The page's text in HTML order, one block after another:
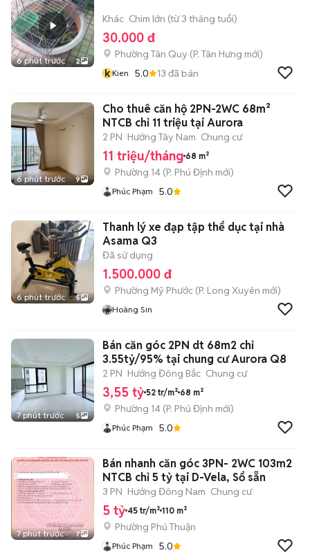
6 phút trước 2
Khác Chim lớn (từ 3 tháng tuổi)
30.000 đ
Phường Tân Quy (P. Tân Hưng mới)
k Kien 5.0 13 đã bán
6 phút trước 9
Cho thuê căn hộ 2PN-2WC 68m²
NTCB chỉ 11 triệu tại Aurora
2 PN Hướng Tây Nam Chung cư
11 triệu/tháng 68 m²
Phường 14 (P. Phú Định mới)
Phúc Phạm 5.0
6 phút trước 5
Thanh lý xe đạp tập thể dục tại nhà
Asama Q3
Đã sử dụng
1.500.000 đ
Phường Mỹ Phước (P. Long Xuyên mới)
Hoàng Sin
7 phút trước 5
Bán căn góc 2PN dt 68m2 chỉ
3.55tỷ/95% tại chung cư Aurora Q8
2 PN Hướng Đông Bắc Chung cư
3,55 tỷ 52 tr/m² 68 m²
Phường 14 (P. Phú Định mới)
Phúc Phạm 5.0
7 phút trước 7
Bán nhanh căn góc 3PN- 2WC 103m2
NTCB chỉ 5 tỷ tại D-Vela, Sổ sẵn
3 PN Hướng Đông Nam Chung cư
5 tỷ 45 tr/m² 110 m²
Phường Phú Thuận
Phúc Phạm 5.0